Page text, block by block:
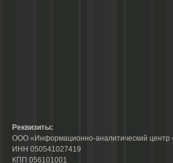
Реквизиты:
ООО «Информационно-аналитический центр
ИНН 050541027419
КПП 056101001